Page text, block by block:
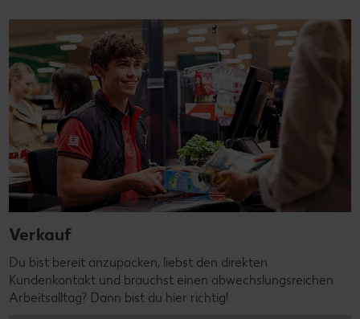
Verkauf
Du bist bereit anzupacken, liebst den direkten
Kundenkontakt und brauchst einen abwechslungsreichen
Arbeitsalltag? Dann bist du hier richtig!